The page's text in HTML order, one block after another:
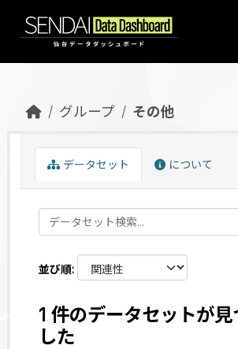
グループ その他
データセット について
並び順
1 件のデータセットが見
した